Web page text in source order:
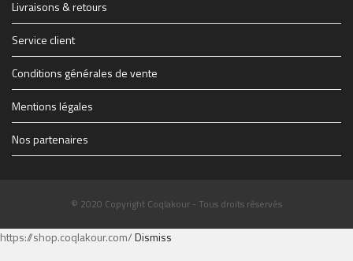
Livraisons & retours
Service client
Conditions générales de vente
Mentions légales
Nos partenaires
© 2020 Copyright Coqlakour - Tous droits réservés
https://shop.coqlakour.com/Dismiss